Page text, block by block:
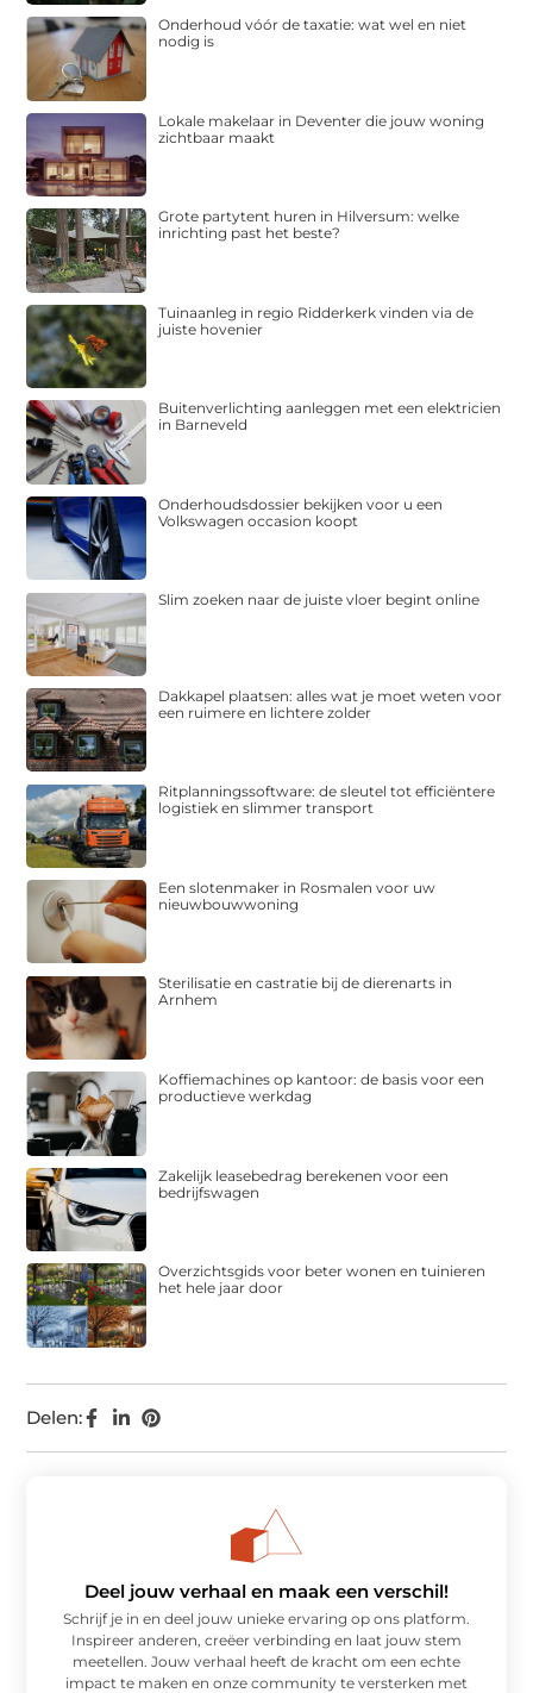
Delen:
Onderhoud vóór de taxatie: wat wel en niet
nodig is
Lokale makelaar in Deventer die jouw woning
zichtbaar maakt
Grote partytent huren in Hilversum: welke
inrichting past het beste?
Tuinaanleg in regio Ridderkerk vinden via de
juiste hovenier
Buitenverlichting aanleggen met een elektricien
in Barneveld
Onderhoudsdossier bekijken voor u een
Volkswagen occasion koopt
Slim zoeken naar de juiste vloer begint online
Dakkapel plaatsen: alles wat je moet weten voor
een ruimere en lichtere zolder
Ritplanningssoftware: de sleutel tot efficiëntere
logistiek en slimmer transport
Een slotenmaker in Rosmalen voor uw
nieuwbouwwoning
Sterilisatie en castratie bij de dierenarts in
Arnhem
Koffiemachines op kantoor: de basis voor een
productieve werkdag
Zakelijk leasebedrag berekenen voor een
bedrijfswagen
Overzichtsgids voor beter wonen en tuinieren
het hele jaar door
Deel jouw verhaal en maak een verschil!
Schrijf je in en deel jouw unieke ervaring op ons platform.
Inspireer anderen, creëer verbinding en laat jouw stem
meetellen. Jouw verhaal heeft de kracht om een echte
impact te maken en onze community te versterken met